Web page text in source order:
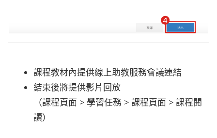
課程教材內提供線上助教服務會議連結
結束後將提供影片回放
（課程頁面 > 學習任務 > 課程頁面 > 課程閱
讀）